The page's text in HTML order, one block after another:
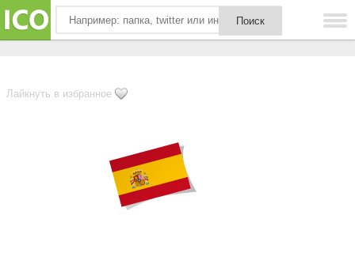
Лайкнуть в избранное